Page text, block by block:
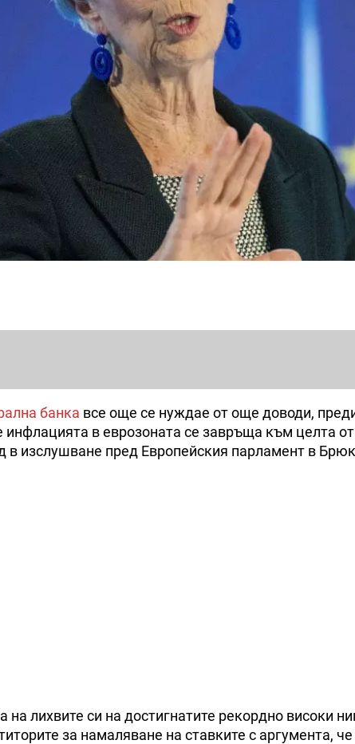
банка все още се нуждае от още доводи,
инфлацията в еврозоната се завръща към целта
в изслушване пред Европейския парламент в
лихвите си на достигнатите рекордно високи
за намаляване на ставките с аргумента,